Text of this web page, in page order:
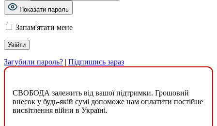
Показати пароль
Запам'ятати мене
Загубили пароль? | Підпишись зараз
СВОБОДА залежить від вашої підтримки. Грошовий
внесок у будь-якій сумі допоможе нам оплатити постійне
висвітлення війни в Україні.